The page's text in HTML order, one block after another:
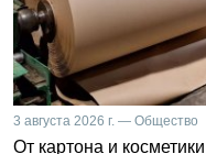
3 августа 2026 г. — Общество
От картона и